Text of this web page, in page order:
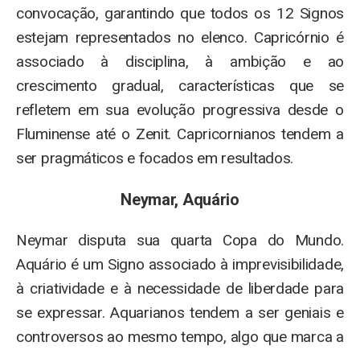
convocação, garantindo que todos os 12 Signos
estejam representados no elenco. Capricórnio é
associado à disciplina, à ambição e ao
crescimento gradual, características que se
refletem em sua evolução progressiva desde o
Fluminense até o Zenit. Capricornianos tendem a
ser pragmáticos e focados em resultados.
Neymar, Aquário
Neymar disputa sua quarta Copa do Mundo.
Aquário é um Signo associado à imprevisibilidade,
à criatividade e à necessidade de liberdade para
se expressar. Aquarianos tendem a ser geniais e
controversos ao mesmo tempo, algo que marca a